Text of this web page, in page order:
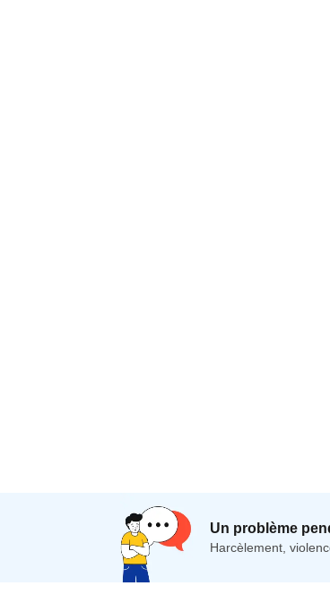
Un problème
Harcèlement,